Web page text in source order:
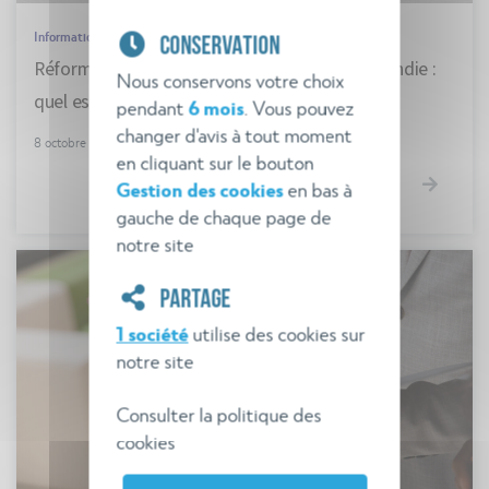
Informations générales
Réforme de la défense extérieure contre l’incendie :
quel est le bilan ?
8 octobre 2021
CONSERVATION
Nous conservons votre choix
pendant6 mois. Vous pouvez
changer d'avis à tout moment
en cliquant sur le bouton
Gestion des cookiesen bas à
gauche de chaque page de
notre site
PARTAGE
1 sociétéutilise des cookies sur
notre site
Consulter la politique des
cookies